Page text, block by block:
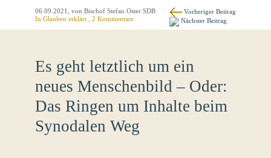
06.09.2021
, von Bischof Stefan Oster SDB
InGlauben erklärt , 2 Kommentare
Vorheriger Beitrag
Nächster Beitrag
Es geht letztlich um ein
neues Menschenbild – Oder:
Das Ringen um Inhalte beim
Synodalen Weg